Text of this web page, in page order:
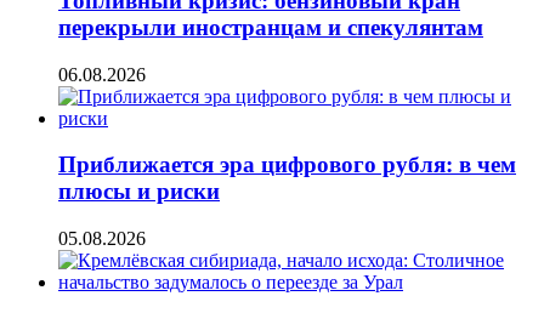
перекрыли иностранцам и спекулянтам
06.08.2026
Приближается эра цифрового рубля: в чем
плюсы и риски
05.08.2026